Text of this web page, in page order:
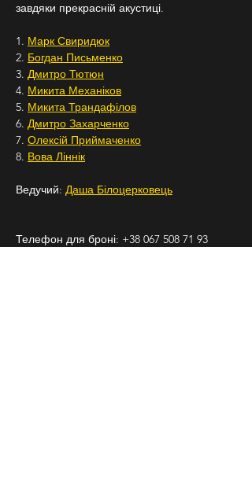
завдяки прекрасній акустиці.
1. Марк Свиридюк
2. Богдан Письменко
3. Дмитро Тютюн
4. Микита Механіков
5. Микита Трандафілов
6. Дмитро Захарченко
7. Олексій Приймаченко
8. Вова Ліннік
Ведучий: Даша Білоцерковець
Телефон для броні: +38 067 508 71 93